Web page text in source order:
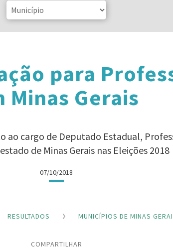
para
Minas Gerais
ao cargo de Deputado Estadual,
de Minas Gerais nas Eleições 2018
07/10/2018
RESULTADOS MUNICÍPIOS DE MINAS
COMPARTILHAR